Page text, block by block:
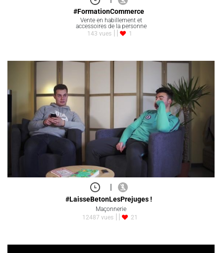
#FormationCommerce
Vente en habillement et
accessoires de la personne
143 vues
1
|
#LaisseBetonLesPrejuges !
Maçonnerie
12487 vues
21